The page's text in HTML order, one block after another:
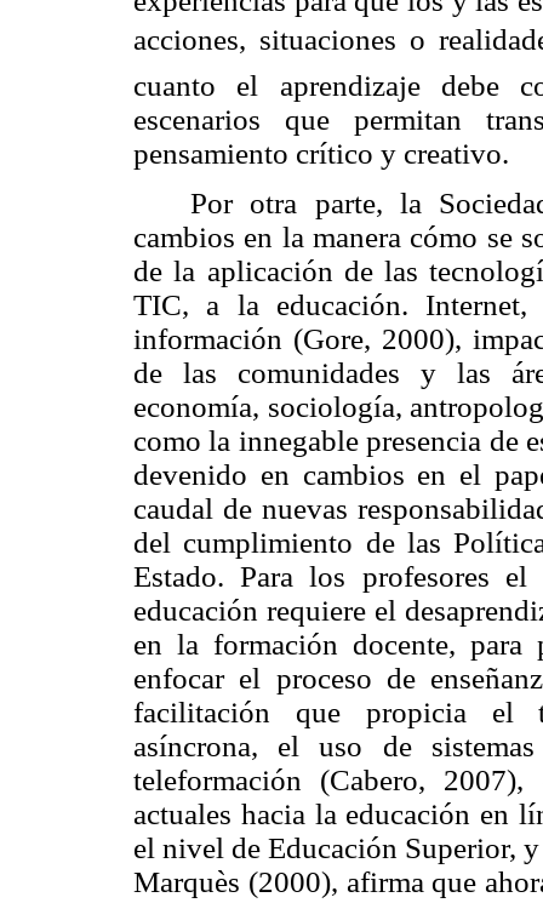
acciones, situaciones o
cuanto el aprendizaje debe
escenarios que permitan
pensamiento crítico y creativo.
Por otra parte, la
cambios en la manera cómo se
de la aplicación de las
TIC, a la educación.
información (Gore, 2000),
de las comunidades y las
economía, sociología,
como la innegable presencia de
devenido en cambios en el
caudal de nuevas
del cumplimiento de las
Estado. Para los profesores
educación requiere el
en la formación docente, para
enfocar el proceso de
facilitación que propicia el
asíncrona, el uso de
teleformación (Cabero,
actuales hacia la educación en
el nivel de Educación Superior,
Marquès (2000), afirma que